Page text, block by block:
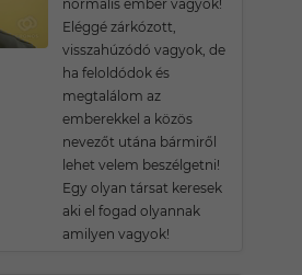
normális ember vagyok!
Eléggé zárkózott,
visszahúzódó vagyok, de
ha feloldódok és
megtalálom az
emberekkel a közös
nevezőt utána bármiről
lehet velem beszélgetni!
Egy olyan társat keresek
aki el fogad olyannak
amilyen vagyok!